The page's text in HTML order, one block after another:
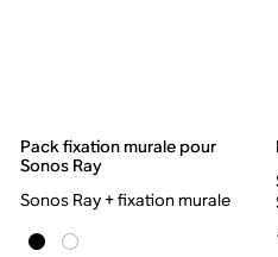
Pack fixation murale pour
Sonos Ray
Sonos Ray + fixation murale